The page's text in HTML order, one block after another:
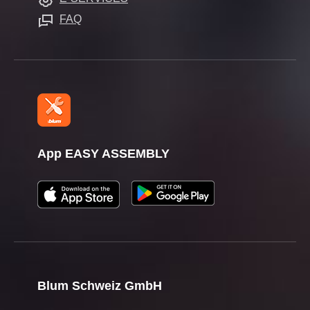
Stampa
Blum Schweiz GmbH
App EASY ASSEMBLY
FAQ